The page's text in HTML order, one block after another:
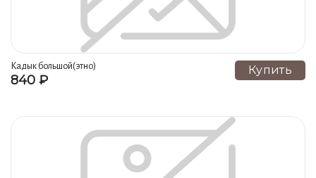
Кадык большой(этно)
840 ₽
Купить